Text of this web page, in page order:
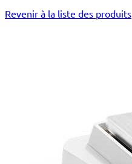
Revenir à la liste des produits